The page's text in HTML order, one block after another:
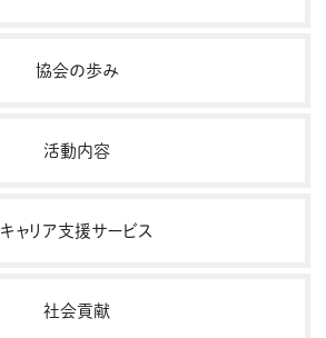
協会の歩み
活動内容
キャリア支援サービス
社会貢献